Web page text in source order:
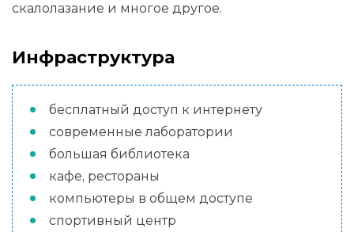
скалолазание и многое другое.
Инфраструктура
бесплатный доступ к интернету
современные лаборатории
большая библиотека
кафе, рестораны
компьютеры в общем доступе
спортивный центр